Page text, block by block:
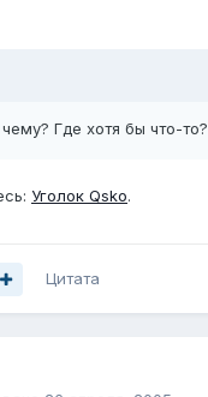
Где хотя бы что-то?
Уголок Qsko.
Цитата